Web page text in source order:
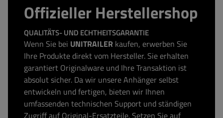
Offizieller Herstellershop
QUALITÄTS- UND ECHTHEITSGARANTIE
Wenn Sie bei UNITRAILER kaufen, erwerben Sie
Ihre Produkte direkt vom Hersteller. Sie erhalten
garantiert Originalware und Ihre Transaktion ist
absolut sicher. Da wir unsere Anhänger selbst
entwickeln und fertigen, bieten wir Ihnen
umfassenden technischen Support und ständigen
Zugriff auf Original-Ersatzteile. Setzen Sie auf